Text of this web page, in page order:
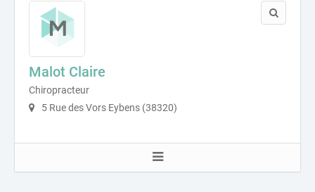
Malot Claire
Chiropracteur
5 Rue des Vors Eybens (38320)